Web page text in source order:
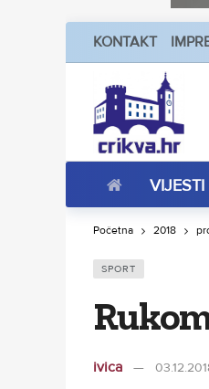
KONTAKT
VIJESTI
Početna 2018
SPORT
ivica